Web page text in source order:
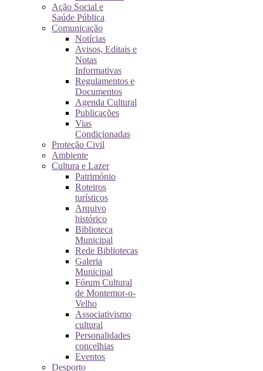
Ação Social e
Saúde Pública
Comunicação
Notícias
Avisos, Editais e
Notas
Informativas
Regulamentos e
Documentos
Agenda Cultural
Publicações
Vias
Condicionadas
Proteção Civil
Ambiente
Cultura e Lazer
Património
Roteiros
turísticos
Arquivo
histórico
Biblioteca
Municipal
Rede Bibliotecas
Galeria
Municipal
Fórum Cultural
de Montemor-o-
Velho
Associativismo
cultural
Personalidades
concelhias
Eventos
Desporto